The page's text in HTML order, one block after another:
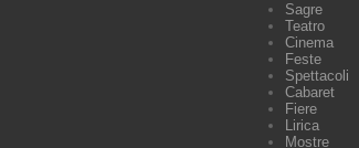
Sagre
Teatro
Cinema
Feste
Spettacoli
Cabaret
Fiere
Lirica
Mostre